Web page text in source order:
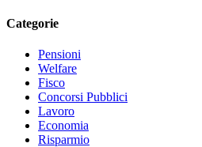
Categorie
Pensioni
Welfare
Fisco
Concorsi Pubblici
Lavoro
Economia
Risparmio